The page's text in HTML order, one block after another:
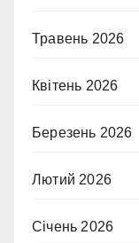
Травень 2026
Квітень 2026
Березень 2026
Лютий 2026
Січень 2026